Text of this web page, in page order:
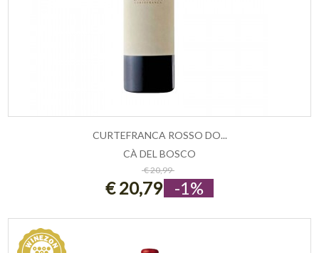
ESAURITO
CURTEFRANCA ROSSO DO...
CÀ DEL BOSCO
€ 20,99
€ 20,79 -1%